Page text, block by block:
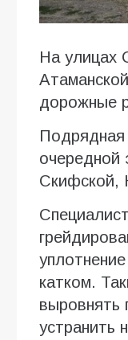
На улицах
дорожные
Подрядная
очередной
Скифской,
катком.
выровнять
устранить